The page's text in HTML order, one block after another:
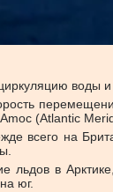
воды
(Atlantic
всего на
льдов в
юг.